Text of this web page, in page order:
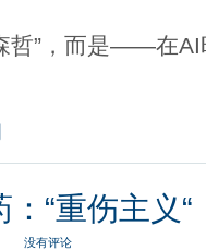
哲”，而是——在
“重伤主义“
没有评论